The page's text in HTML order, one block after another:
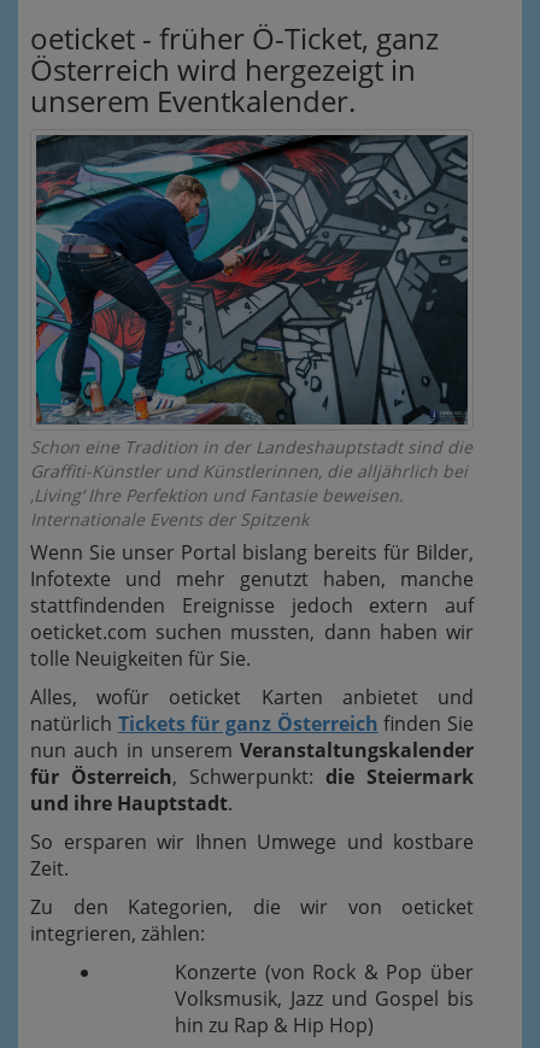
oeticket - früher Ö-Ticket, ganz
Österreich wird hergezeigt in
unserem Eventkalender.
Schon eine Tradition in der Landeshauptstadt sind die
Graffiti-Künstler und Künstlerinnen, die alljährlich bei
‚Living‘ Ihre Perfektion und Fantasie beweisen.
Internationale Events der Spitzenk
Wenn Sie unser Portal bislang bereits für Bilder,
Infotexte und mehr genutzt haben, manche
stattfindenden Ereignisse jedoch extern auf
oeticket.com suchen mussten, dann haben wir
tolle Neuigkeiten für Sie.
Alles, wofür oeticket Karten anbietet und
natürlich Tickets für ganz Österreich finden Sie
nun auch in unserem Veranstaltungskalender
für Österreich, Schwerpunkt: die Steiermark
und ihre Hauptstadt.
So ersparen wir Ihnen Umwege und kostbare
Zeit.
Zu den Kategorien, die wir von oeticket
integrieren, zählen:
Konzerte (von Rock & Pop über
Volksmusik, Jazz und Gospel bis
hin zu Rap & Hip Hop)